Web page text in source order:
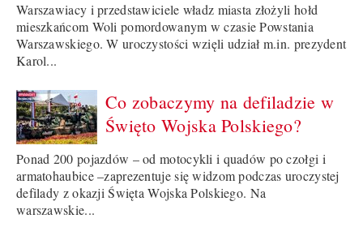
Warszawiacy i przedstawiciele władz miasta złożyli hołd
mieszkańcom Woli pomordowanym w czasie Powstania
Warszawskiego. W uroczystości wzięli udział m.in. prezydent
Karol...
Co zobaczymy na defiladzie w
Święto Wojska Polskiego?
Ponad 200 pojazdów – od motocykli i quadów po czołgi i
armatohaubice –zaprezentuje się widzom podczas uroczystej
defilady z okazji Święta Wojska Polskiego. Na
warszawskie...